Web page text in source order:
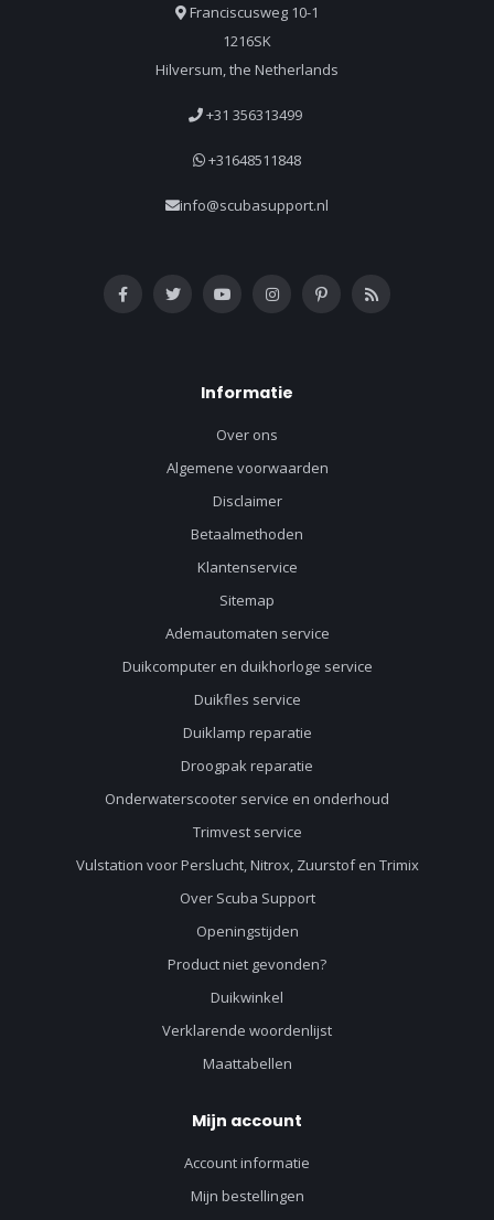
Franciscusweg 10-1
1216SK
Hilversum, the Netherlands
+31 356313499
+31648511848
info@scubasupport.nl
Informatie
Over ons
Algemene voorwaarden
Disclaimer
Betaalmethoden
Klantenservice
Sitemap
Ademautomaten service
Duikcomputer en duikhorloge service
Duikfles service
Duiklamp reparatie
Droogpak reparatie
Onderwaterscooter service en onderhoud
Trimvest service
Vulstation voor Perslucht, Nitrox, Zuurstof en Trimix
Over Scuba Support
Openingstijden
Product niet gevonden?
Duikwinkel
Verklarende woordenlijst
Maattabellen
Mijn account
Account informatie
Mijn bestellingen